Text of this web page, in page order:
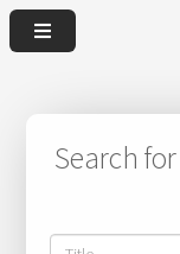
Search